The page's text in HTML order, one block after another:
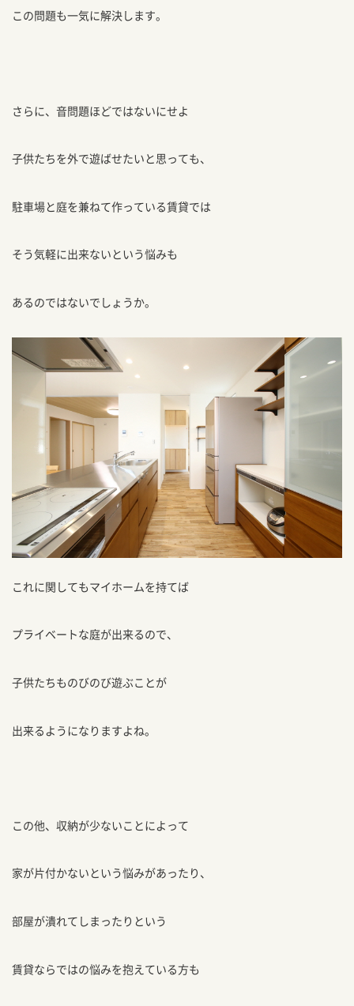
この問題も一気に解決します。
さらに、音問題ほどではないにせよ
子供たちを外で遊ばせたいと思っても、
駐車場と庭を兼ねて作っている賃貸では
そう気軽に出来ないという悩みも
あるのではないでしょうか。
これに関してもマイホームを持てば
プライベートな庭が出来るので、
子供たちものびのび遊ぶことが
出来るようになりますよね。
この他、収納が少ないことによって
家が片付かないという悩みがあったり、
部屋が潰れてしまったりという
賃貸ならではの悩みを抱えている方も